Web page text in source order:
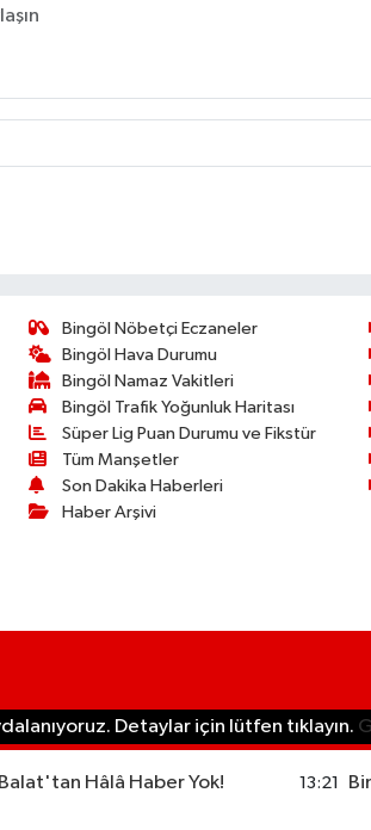
Bingöl Nöbetçi Eczaneler
Bingöl Hava Durumu
Bingöl Namaz Vakitleri
Bingöl Trafik Yoğunluk Haritası
Süper Lig Puan Durumu ve Fikstür
Tüm Manşetler
Son Dakika Haberleri
Haber Arşivi
Detaylar için lütfen tıklayın.
Hâlâ Haber Yok! 13:21